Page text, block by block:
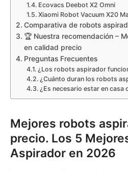
Ecovacs Deebot X2 Omni
Xiaomi Robot Vacuum X20
Comparativa de robots
🏆 Nuestra recomendación –
en calidad precio
Preguntas Frecuentes
¿Los robots aspirador
¿Cuánto duran los robots
¿Es necesario estar en casa
Mejores robots
precio. Los 5
Aspirador en 2026